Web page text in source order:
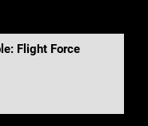
Flight Force